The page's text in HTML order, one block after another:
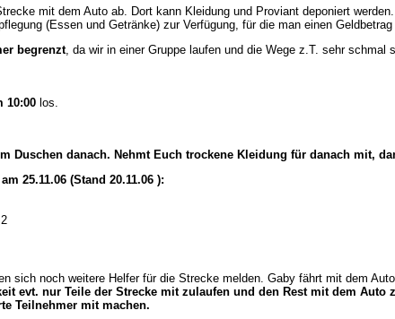
mit dem Auto ab. Dort kann Kleidung und Proviant deponiert werden.
(Essen und Getränke) zur Verfügung, für die man einen
begrenzt, da wir in einer Gruppe laufen und die Wege z.T. sehr schmal
10:00 los.
Duschen danach. Nehmt Euch trockene Kleidung für danach mit,
25.11.06 (Stand 20.11.06 ):
sich noch weitere Helfer für die Strecke melden. Gaby fährt mit dem
evt. nur Teile der Strecke mit zulaufen und den Rest mit dem
Teilnehmer mit machen.